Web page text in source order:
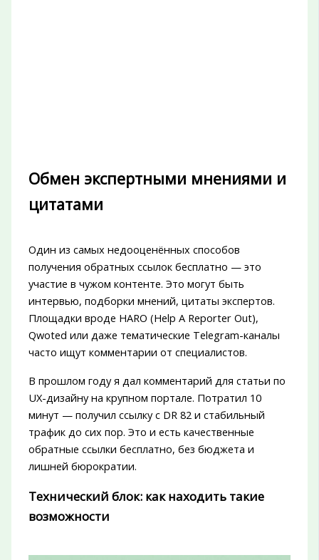
Обмен экспертными мнениями и
цитатами
Один из самых недооценённых способов
получения обратных ссылок бесплатно — это
участие в чужом контенте. Это могут быть
интервью, подборки мнений, цитаты экспертов.
Площадки вроде HARO (Help A Reporter Out),
Qwoted или даже тематические Telegram-каналы
часто ищут комментарии от специалистов.
В прошлом году я дал комментарий для статьи по
UX-дизайну на крупном портале. Потратил 10
минут — получил ссылку с DR 82 и стабильный
трафик до сих пор. Это и есть качественные
обратные ссылки бесплатно, без бюджета и
лишней бюрократии.
Технический блок: как находить такие
возможности